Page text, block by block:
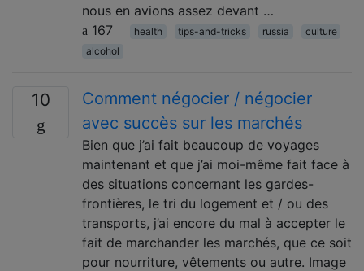
nous en avions assez devant …
167
health tips-and-tricks russia
culture
alcohol
10
Comment négocier / négocier
avec succès sur les marchés
Bien que j’ai fait beaucoup de voyages
maintenant et que j’ai moi-même fait face à
des situations concernant les gardes-
frontières, le tri du logement et / ou des
transports, j’ai encore du mal à accepter le
fait de marchander les marchés, que ce soit
pour nourriture, vêtements ou autre. Image